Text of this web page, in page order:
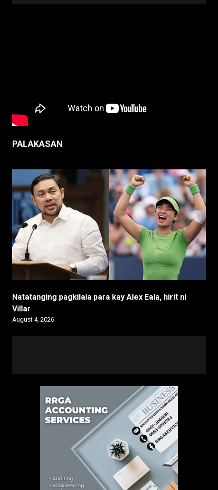
PALAKASAN
Natatanging pagkilala para kay Alex Eala, hirit ni
Villar
August 4, 2026